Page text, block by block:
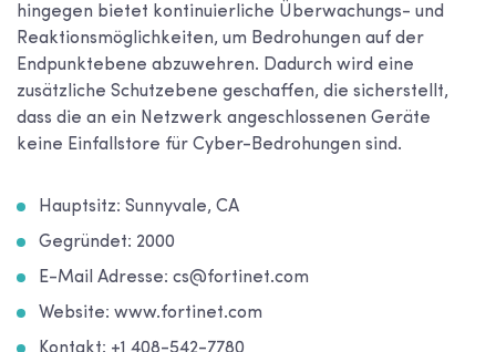
hingegen bietet kontinuierliche Überwachungs- und
Reaktionsmöglichkeiten, um Bedrohungen auf der
Endpunktebene abzuwehren. Dadurch wird eine
zusätzliche Schutzebene geschaffen, die sicherstellt,
dass die an ein Netzwerk angeschlossenen Geräte
keine Einfallstore für Cyber-Bedrohungen sind.
Hauptsitz: Sunnyvale, CA
Gegründet: 2000
E-Mail Adresse: cs@fortinet.com
Website: www.fortinet.com